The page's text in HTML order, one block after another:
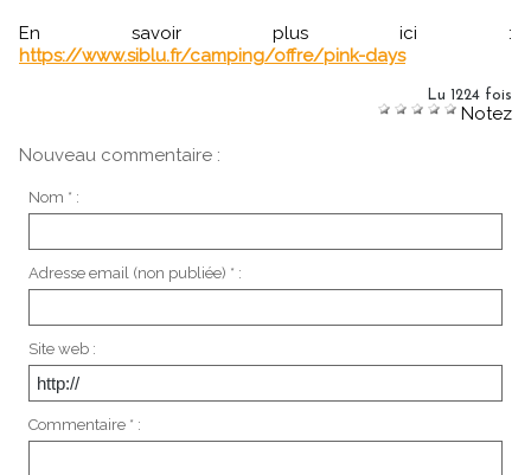
En savoir plus ici :
https://www.siblu.fr/camping/offre/pink-days
Lu 1224 fois
Notez
Nouveau commentaire :
Nom * :
Adresse email (non publiée) * :
Site web :
Commentaire * :